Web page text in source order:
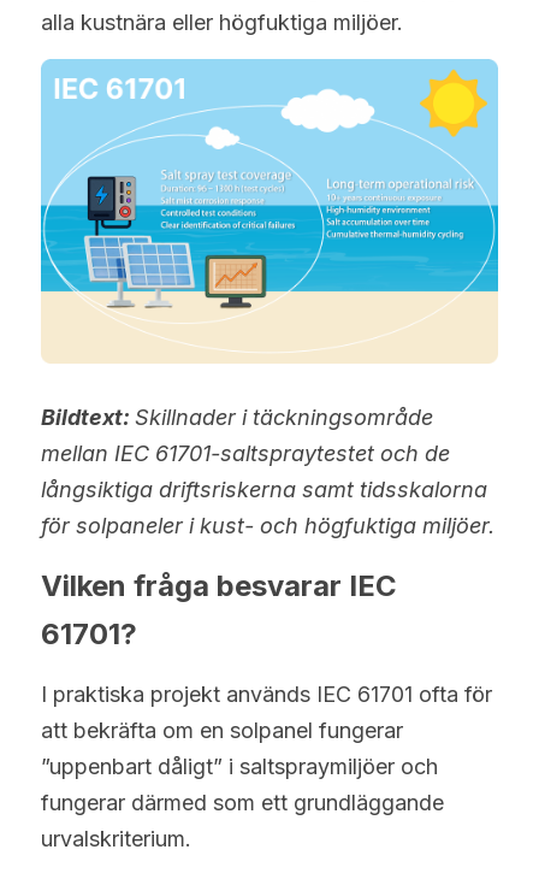
alla kustnära eller högfuktiga miljöer.
Bildtext: Skillnader i täckningsområde
mellan IEC 61701-saltspraytestet och de
långsiktiga driftsriskerna samt tidsskalorna
för solpaneler i kust- och högfuktiga miljöer.
Vilken fråga besvarar IEC
61701?
I praktiska projekt används IEC 61701 ofta för
att bekräfta om en solpanel fungerar
”uppenbart dåligt” i saltspraymiljöer och
fungerar därmed som ett grundläggande
urvalskriterium.